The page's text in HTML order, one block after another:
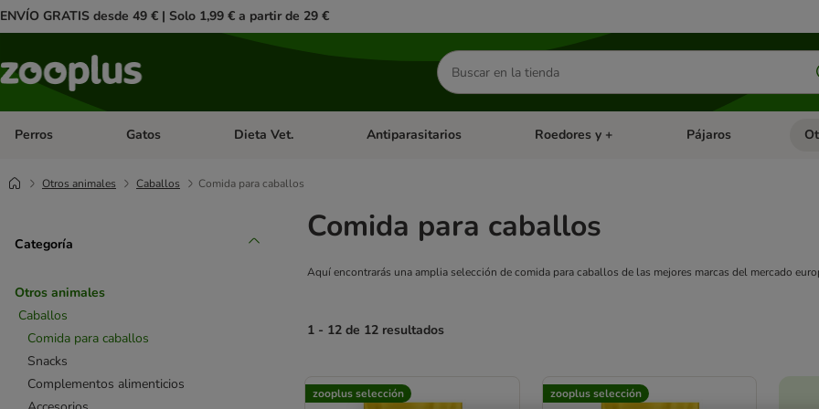
ENVÍO GRATIS desde 49 € | Solo 1,99 € a partir de 29 €
Buscar
productos
Perros Menú de categoria abierto: Perros
Gatos Menú de categoria abierto: Gatos
Dieta Vet. Menú de categoria abierto: Dieta Vet.
Antiparasitarios Menú de categoria abierto: Antiparasitarios
Roedores y + Menú de categoria
Pájaros
Otros animales Caballos Comida para caballos
Categoría
Otros animales
Caballos
Comida para caballos
Snacks
Complementos alimenticios
Comida para caballos
Aquí encontrarás una amplia selección de comida para caballos de las mejores marcas del mercado
1 - 12 de 12 resultados
zooplus selección zooplus selección